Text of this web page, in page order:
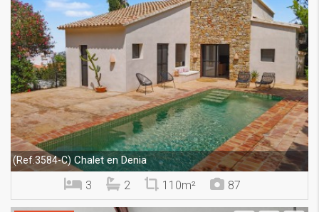
(Ref.3584-C) Chalet en Denia
3 2 110m² 87